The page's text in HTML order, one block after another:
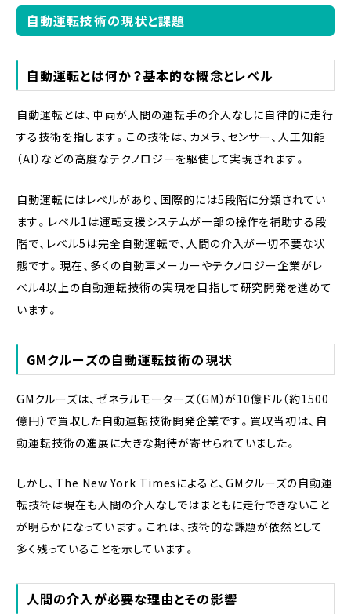
自動運転技術の現状と課題
自動運転とは何か？基本的な概念とレベル
自動運転とは、車両が人間の運転手の介入なしに自律的に走行
する技術を指します。この技術は、カメラ、センサー、人工知能
（AI）などの高度なテクノロジーを駆使して実現されます。
自動運転にはレベルがあり、国際的には5段階に分類されてい
ます。レベル1は運転支援システムが一部の操作を補助する段
階で、レベル5は完全自動運転で、人間の介入が一切不要な状
態です。現在、多くの自動車メーカーやテクノロジー企業がレ
ベル4以上の自動運転技術の実現を目指して研究開発を進めて
います。
GMクルーズの自動運転技術の現状
GMクルーズは、ゼネラルモーターズ（GM）が10億ドル（約1500
億円）で買収した自動運転技術開発企業です。買収当初は、自
動運転技術の進展に大きな期待が寄せられていました。
しかし、The New York Timesによると、GMクルーズの自動運
転技術は現在も人間の介入なしではまともに走行できないこと
が明らかになっています。これは、技術的な課題が依然として
多く残っていることを示しています。
人間の介入が必要な理由とその影響